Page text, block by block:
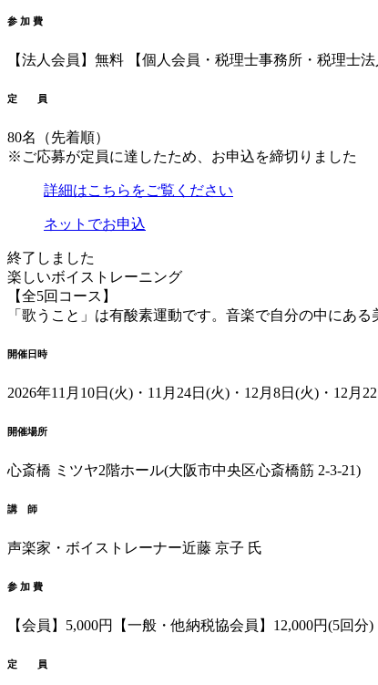
参 加 費
【法人会員】無料 【個人会員・税理士事務所・税理士法
定 員
80名（先着順）
※ご応募が定員に達したため、お申込を締切りました
詳細はこちらをご覧ください
ネットでお申込
終了しました
楽しいボイストレーニング
【全5回コース】
「歌うこと」は有酸素運動です。 音楽で自分の中にある
開催日時
2026年11月10日(火) ・11月24日(火) ・12月8日(火) ・12月
開催場所
心斎橋 ミツヤ2階ホール(大阪市中央区心斎橋筋 2-3-21)
講 師
声楽家・ボイストレーナー近藤 京子 氏
参 加 費
【会員】5,000円 【一般・他納税協会員】12,000円(5回分)
定 員